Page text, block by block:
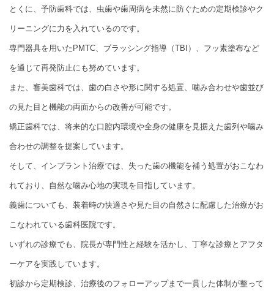
とくに、予防歯科では、虫歯や歯周病を未然に防ぐための定期検診やク
リーニングに力を入れているのです。
専門器具を用いたPMTC、ブラッシング指導（TBI）、フッ素塗布など
を通じて再発防止にも努めています。
また、審美歯科では、歯の白さや形に関する処置、噛み合わせや歯並び
の見た目と機能の両面からの改善が可能です。
矯正歯科では、将来的な口腔内環境や全身の健康を見据えた歯列や噛み
合わせの調整を提案しています。
そして、インプラント治療では、失った歯の機能を補う処置がおこなわ
れており、自然な噛み心地の実現を目指しています。
義歯についても、装着時の快適さや見た目の自然さに配慮した治療がお
こなわれている歯科医院です。
いずれの診療でも、院長が専門性と経験を活かし、丁寧な診療とアフタ
ーケアを実践しています。
初診から定期検診、治療後のフォローアップまで一貫した体制が整って